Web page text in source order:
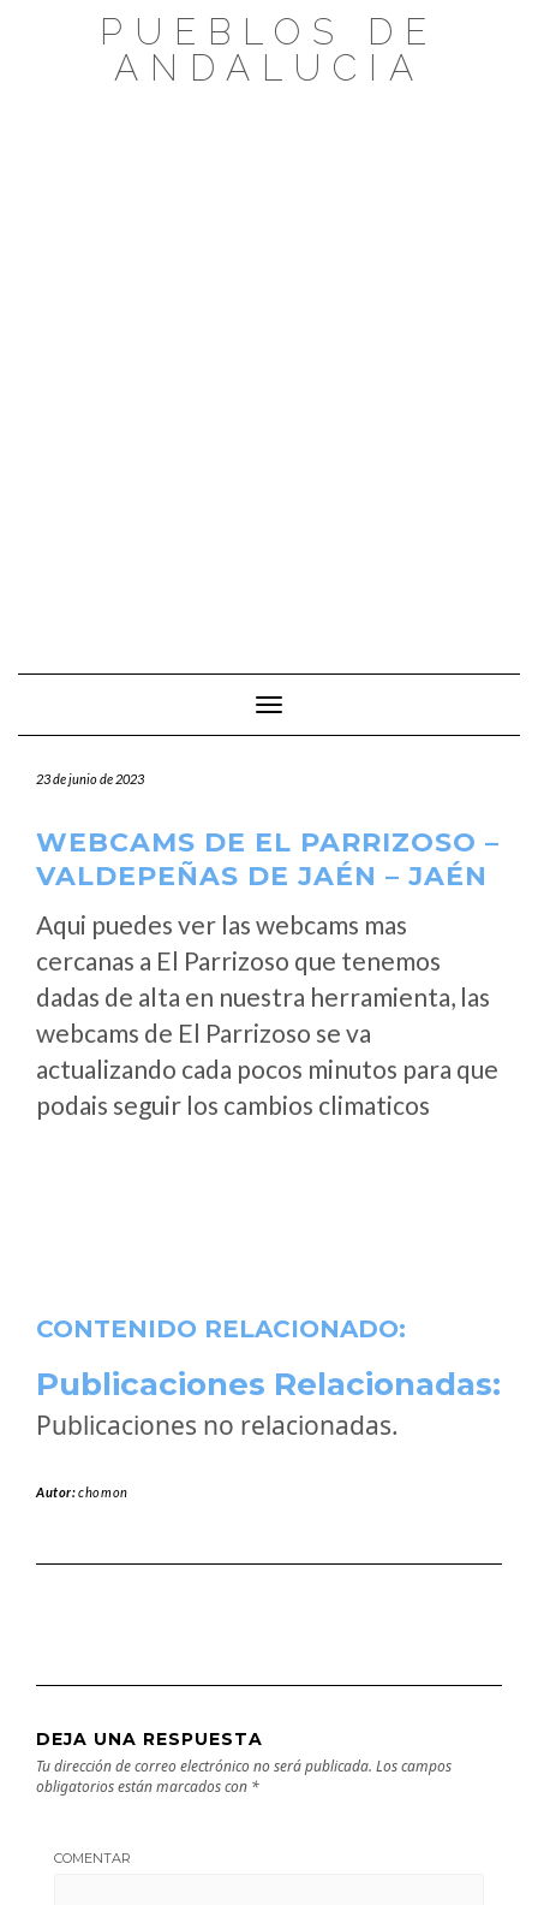
PUEBLOS DE
ANDALUCIA
Cambiar modo de navegación
23 de junio de 2023
WEBCAMS DE EL PARRIZOSO –
VALDEPEÑAS DE JAÉN – JAÉN
Aqui puedes ver las webcams mas
cercanas a El Parrizoso que tenemos
dadas de alta en nuestra herramienta, las
webcams de El Parrizoso se va
actualizando cada pocos minutos para que
podais seguir los cambios climaticos
CONTENIDO RELACIONADO:
Publicaciones Relacionadas:
Publicaciones no relacionadas.
Autor:chomon
DEJA UNA RESPUESTA
Tu dirección de correo electrónico no será publicada. Los campos
obligatorios están marcados con *
COMENTAR